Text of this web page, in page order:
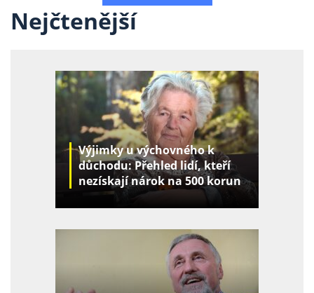
Nejčtenější
Výjimky u výchovného k
důchodu: Přehled lidí, kteří
nezískají nárok na 500 korun
za děti